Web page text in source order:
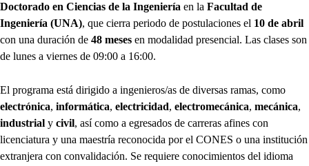
Doctorado en Ciencias de la Ingeniería en la Facultad de
Ingeniería (UNA), que cierra periodo de postulaciones el 10 de abril
con una duración de 48 meses en modalidad presencial. Las clases son
de lunes a viernes de 09:00 a 16:00.
El programa está dirigido a ingenieros/as de diversas ramas, como
electrónica, informática, electricidad, electromecánica, mecánica,
industrial y civil, así como a egresados de carreras afines con
licenciatura y una maestría reconocida por el CONES o una institución
extranjera con convalidación. Se requiere conocimientos del idioma